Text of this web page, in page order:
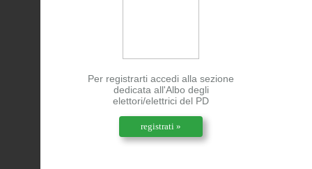
Per registrarti accedi alla sezione
dedicata all'Albo degli
elettori/elettrici del PD